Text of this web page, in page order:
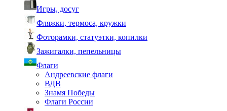
Игры, досуг
Фляжки, термоса, кружки
Фоторамки, статуэтки, копилки
Зажигалки, пепельницы
Флаги
Андреевские флаги
ВДВ
Знамя Победы
Флаги России